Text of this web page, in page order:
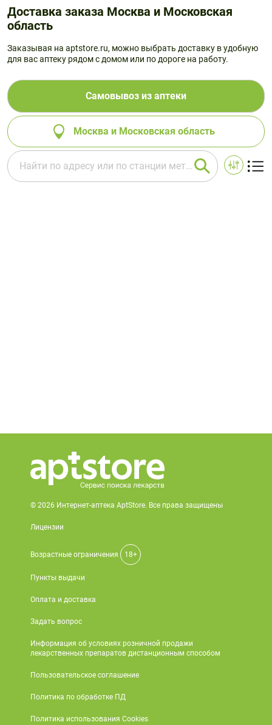
Доставка заказа Москва и Московская
область
Заказывая на aptstore.ru, можно выбрать доставку в удобную
для вас аптеку рядом с домом или по дороге на работу.
Самовывоз из аптеки
Москва и Московская область
© 2026 Интернет-аптека AptStore. Все права защищены
Лицензии
Возрастные ограничения 18+
Пункты выдачи
Оплата и доставка
Задать вопрос
Информация об условиях розничной продажи
лекарственных препаратов дистанционным способом
Пользовательское соглашение
Политика по обработке ПД
Политика использования Cookies